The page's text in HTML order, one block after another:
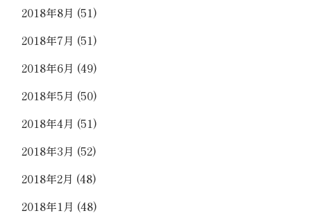
2018年8月 (51)
2018年7月 (51)
2018年6月 (49)
2018年5月 (50)
2018年4月 (51)
2018年3月 (52)
2018年2月 (48)
2018年1月 (48)